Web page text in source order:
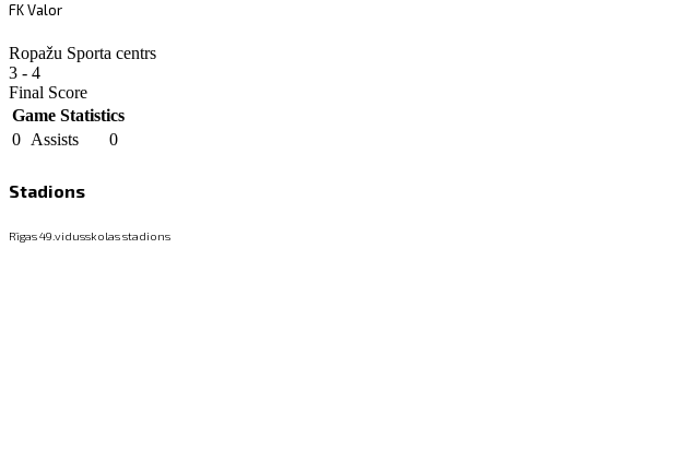
FK Valor
Ropažu Sporta centrs
3 - 4
Final Score
Game Statistics
0 Assists 0
Stadions
Rīgas 49.vidusskolas stadions